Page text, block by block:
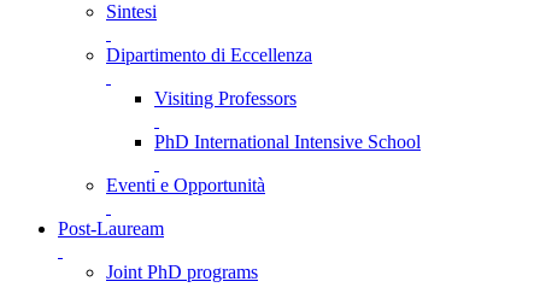
Sintesi
Dipartimento di Eccellenza
Visiting Professors
PhD International Intensive School
Eventi e Opportunità
Post-Lauream
Joint PhD programs